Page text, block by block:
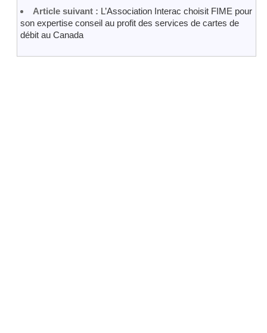
Article suivant : L’Association Interac choisit FIME pour
son expertise conseil au profit des services de cartes de
débit au Canada